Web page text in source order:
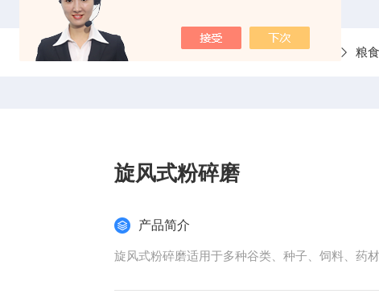
当前位置：首页 产品中心 粮
旋风式粉碎磨
产品简介
旋风式粉碎磨适用于多种谷类、种子、饲料、药